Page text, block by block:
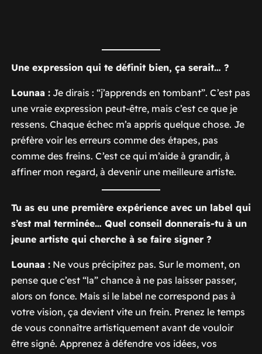
Une expression qui te définit bien, ça serait… ?
Lounaa :Je dirais : “j’apprends en tombant”. C’est pas
une vraie expression peut-être, mais c’est ce que je
ressens. Chaque échec m’a appris quelque chose. Je
préfère voir les erreurs comme des étapes, pas
comme des freins. C’est ce qui m’aide à grandir, à
affiner mon regard, à devenir une meilleure artiste.
Tu as eu une première expérience avec un label qui
s’est mal terminée… Quel conseil donnerais-tu à un
jeune artiste qui cherche à se faire signer ?
Lounaa :Ne vous précipitez pas. Sur le moment, on
pense que c’est “la” chance à ne pas laisser passer,
alors on fonce. Mais si le label ne correspond pas à
votre vision, ça devient vite un frein. Prenez le temps
de vous connaître artistiquement avant de vouloir
être signé. Apprenez à défendre vos idées, vos